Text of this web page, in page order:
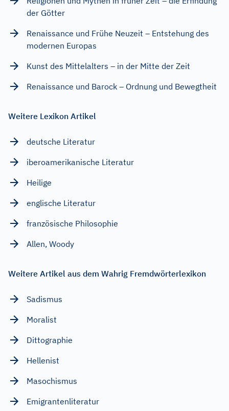
der Götter
Renaissance und Frühe Neuzeit – Entstehung des
modernen Europas
Kunst des Mittelalters – in der Mitte der Zeit
Renaissance und Barock – Ordnung und Bewegtheit
Weitere Lexikon Artikel
deutsche Literatur
iberoamerikanische Literatur
Heilige
englische Literatur
französische Philosophie
Allen, Woody
Weitere Artikel aus dem Wahrig Fremdwörterlexikon
Sadismus
Moralist
Dittographie
Hellenist
Masochismus
Emigrantenliteratur